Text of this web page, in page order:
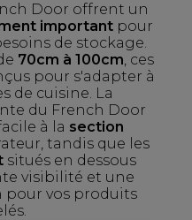
Door offrent un
important pour
de stockage.
70cm à 100cm, ces
pour s'adapter à
de cuisine. La
du French Door
à la section
tandis que les
situés en dessous
visibilité et une
vos produits